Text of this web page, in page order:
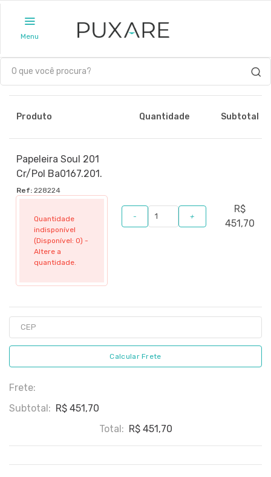
Menu
Produto Quantidade Subtotal
Papeleira Soul 201
Cr/Pol Ba0167.201.
Ref: 228224
Quantidade
indisponível
(Disponível: 0) -
Altere a
quantidade.
- +
R$
451,70
Calcular Frete
Frete:
Subtotal: R$ 451,70
Total: R$ 451,70